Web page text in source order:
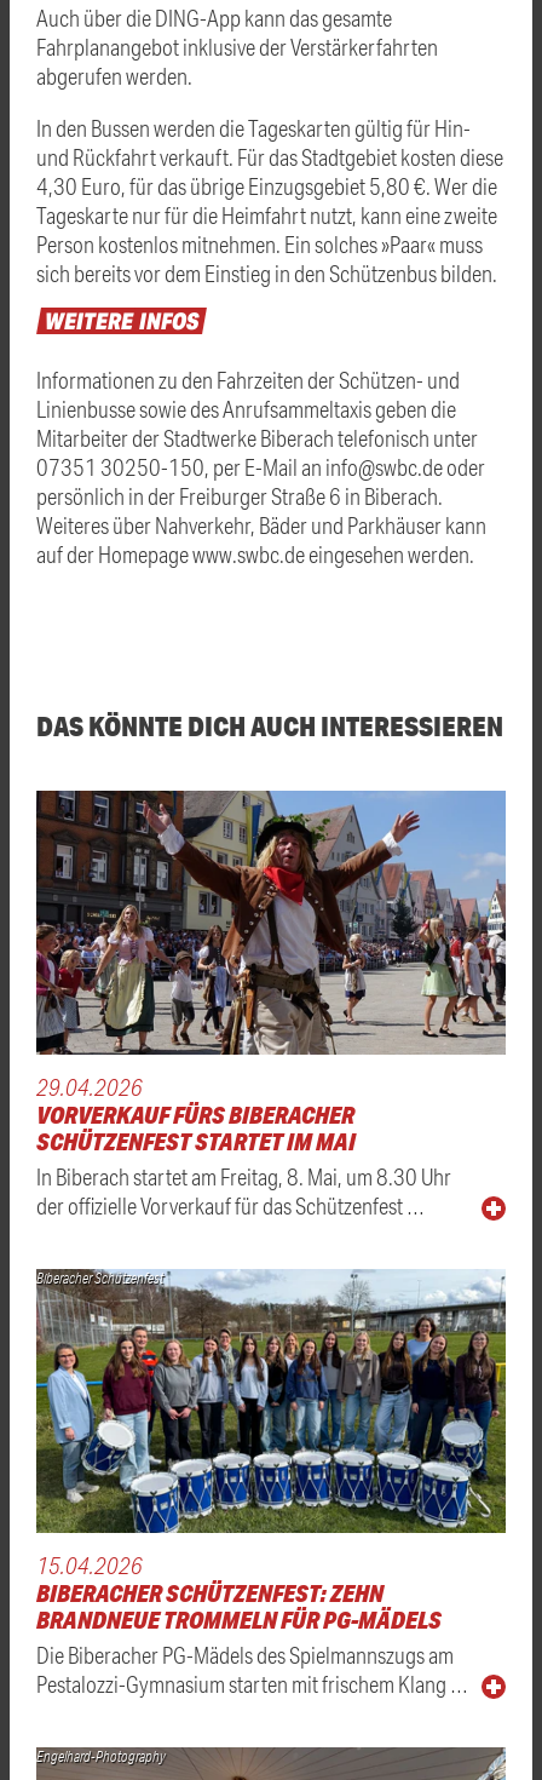
Auch über die DING-App kann das gesamte
Fahrplanangebot inklusive der Verstärkerfahrten
abgerufen werden.
In den Bussen werden die Tageskarten gültig für Hin-
und Rückfahrt verkauft. Für das Stadtgebiet kosten diese
4,30 Euro, für das übrige Einzugsgebiet 5,80 €. Wer die
Tageskarte nur für die Heimfahrt nutzt, kann eine zweite
Person kostenlos mitnehmen. Ein solches »Paar« muss
sich bereits vor dem Einstieg in den Schützenbus bilden.
WEITEREINFOS
Informationen zu den Fahrzeiten der Schützen- und
Linienbusse sowie des Anrufsammeltaxis geben die
Mitarbeiter der Stadtwerke Biberach telefonisch unter
07351 30250-150, per E-Mail an info@swbc.de oder
persönlich in der Freiburger Straße 6 in Biberach.
Weiteres über Nahverkehr, Bäder und Parkhäuser kann
auf der Homepage www.swbc.de eingesehen werden.
DAS KÖNNTE DICH AUCH INTERESSIEREN
29.04.2026
VORVERKAUF FÜRS BIBERACHER
SCHÜTZENFEST STARTET IM MAI
In Biberach startet am Freitag, 8. Mai, um 8.30 Uhr
der offizielle Vorverkauf für das Schützenfest …
Biberacher Schützenfest
15.04.2026
BIBERACHER SCHÜTZENFEST: ZEHN
BRANDNEUE TROMMELN FÜR PG-MÄDELS
Die Biberacher PG-Mädels des Spielmannszugs am
Pestalozzi-Gymnasium starten mit frischem Klang …
Engelhard-Photography